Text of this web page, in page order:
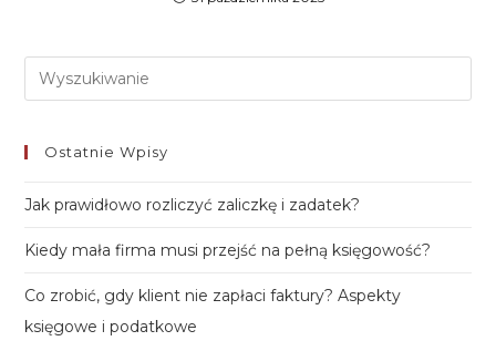
Ostatnie Wpisy
Jak prawidłowo rozliczyć zaliczkę i zadatek?
Kiedy mała firma musi przejść na pełną księgowość?
Co zrobić, gdy klient nie zapłaci faktury? Aspekty
księgowe i podatkowe